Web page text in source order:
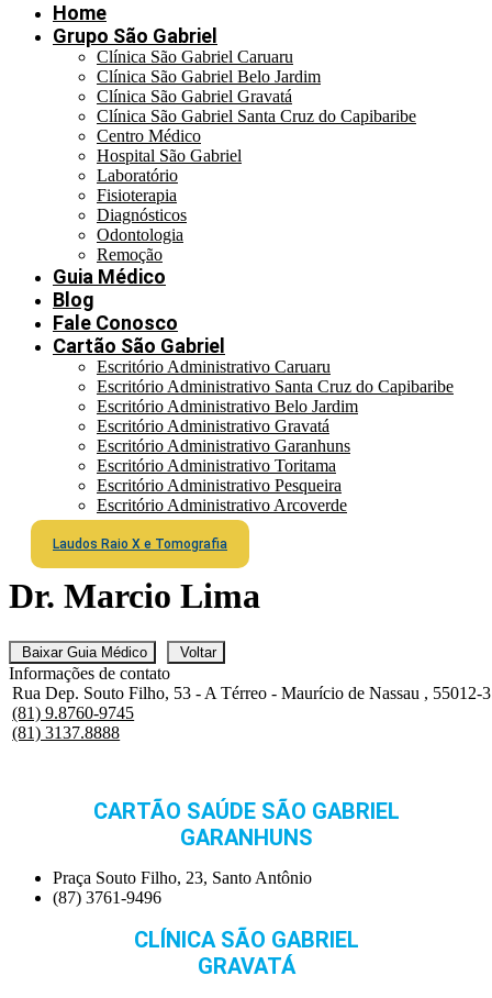
Home
Grupo São Gabriel
Clínica São Gabriel Caruaru
Clínica São Gabriel Belo Jardim
Clínica São Gabriel Gravatá
Clínica São Gabriel Santa Cruz do Capibaribe
Centro Médico
Hospital São Gabriel
Laboratório
Fisioterapia
Diagnósticos
Odontologia
Remoção
Guia Médico
Blog
Fale Conosco
Cartão São Gabriel
Escritório Administrativo Caruaru
Escritório Administrativo Santa Cruz do Capibaribe
Escritório Administrativo Belo Jardim
Escritório Administrativo Gravatá
Escritório Administrativo Garanhuns
Escritório Administrativo Toritama
Escritório Administrativo Pesqueira
Escritório Administrativo Arcoverde
Laudos Raio X e Tomografia
Dr. Marcio Lima
Baixar Guia Médico Voltar
Informações de contato
Rua Dep. Souto Filho, 53 - A Térreo - Maurício de Nassau , 55012-
(81) 9.8760-9745
(81) 3137.8888
CARTÃO SAÚDE SÃO GABRIEL
GARANHUNS
Praça Souto Filho, 23, Santo Antônio
(87) 3761-9496
CLÍNICA SÃO GABRIEL
GRAVATÁ